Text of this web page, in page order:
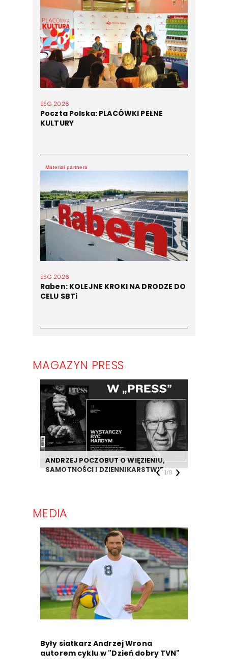
ESG 2026
Poczta Polska: PLACÓWKI PEŁNE
KULTURY
ESG 2026
Raben: KOLEJNE KROKI NA DRODZE DO
CELU SBTi
Materiał partnera
MAGAZYN PRESS
ANDRZEJ POCZOBUT O WIĘZIENIU,
SAMOTNOŚCI I DZIENNIKARSTWIE1/8
MEDIA
Były siatkarz Andrzej Wrona
autorem cyklu w "Dzień dobry TVN"